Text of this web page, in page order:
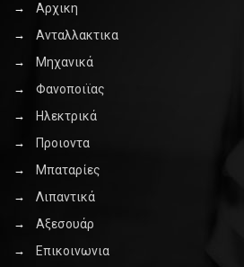
Αρχικη
Ανταλλακτικα
Μηχανικά
Φανοποιϊας
Ηλεκτρικά
Προιοντα
Μπαταρίες
Λιπαντικά
Αξεσουάρ
Επικοινωνια